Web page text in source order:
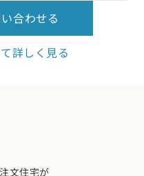
詳しく見る
す